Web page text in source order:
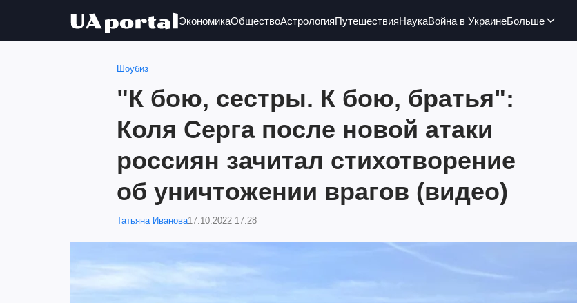
ЭкономикаОбществоАстрологияПутешествияНаукаВойна в УкраинеБольше
Шоубиз
"К бою, сестры. К бою, братья":
Коля Серга после новой атаки
россиян зачитал стихотворение
об уничтожении врагов (видео)
Татьяна Иванова17.10.2022 17:28